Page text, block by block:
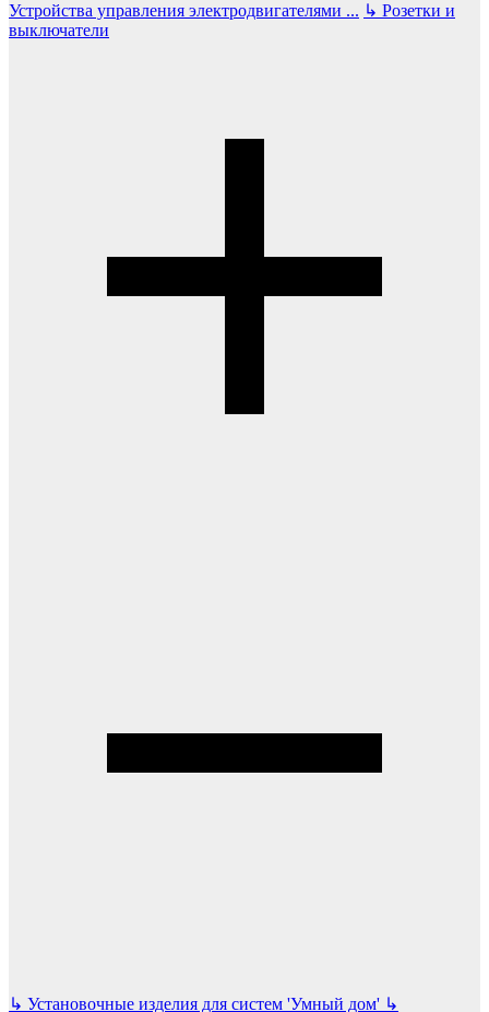
Устройства управления электродвигателями ... ↳ Розетки и
выключатели
↳ Установочные изделия для систем 'Умный дом' ↳